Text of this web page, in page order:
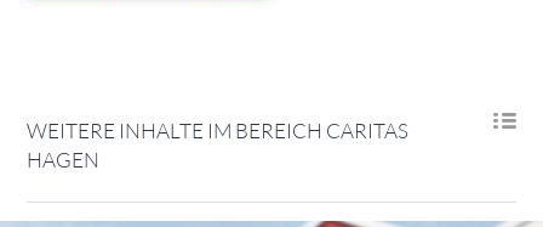
WEITERE INHALTE IM BEREICH CARITAS
HAGEN